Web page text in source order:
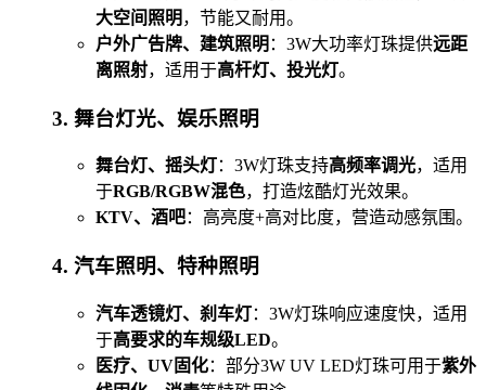
大空间照明 ，节能又耐用。
户外广告牌、建筑照明 ：3W大功率灯珠提供远距
离照射，适用于高杆灯、投光灯。
3. 舞台灯光、娱乐照明
舞台灯、摇头灯：3W灯珠支持高频率调光，适用
于RGB/RGBW混色，打造炫酷灯光效果。
KTV、酒吧：高亮度+高对比度，营造动感氛围。
4. 汽车照明、特种照明
汽车透镜灯、刹车灯：3W灯珠响应速度快，适用
于高要求的车规级LED。
医疗、UV固化：部分3W UV LED灯珠可用于紫外